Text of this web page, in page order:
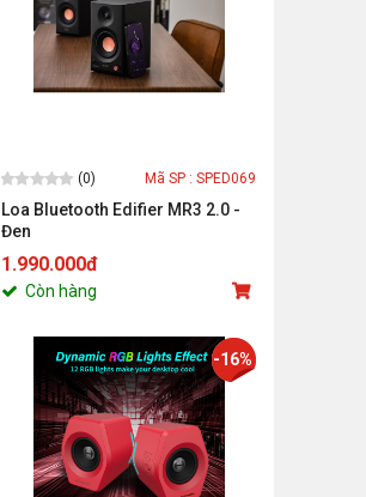
(0) Mã SP : SPED069
Loa Bluetooth Edifier MR3 2.0 -
Đen
1.990.000đ
Còn hàng
-16%